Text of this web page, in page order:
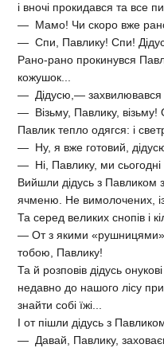
і вночі прокидався та все
— Мамо! Чи скоро вже
— Спи, Павлику! Спи! Дідусь
Рано-рано прокинувся
кожушок...
— Дідусю,—
— Візьму, Павлику, візьму!
Павлик тепло одягся: і
— Ну, я вже готовий,
— Ні, Павлику, ми
Вийшли дідусь з Павликом
ячменю. Не
Та серед великих снопів
— От з якими
тобою, Павлику!
Та й розповів дідусь
недавно до нашого лісу
знайти собі їжі...
І от пішли дідусь з
— Давай, Павлику,